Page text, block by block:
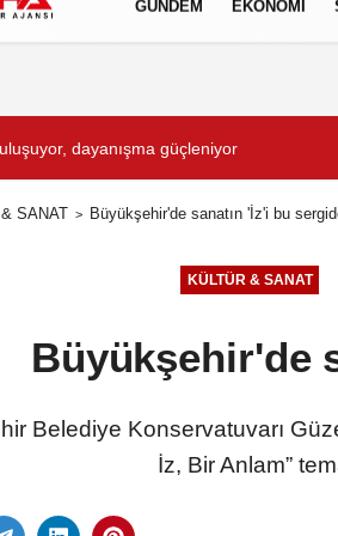
Çerez Politikası
GÜNDEM EKONOMİ
dayanışma güçleniyor
SANAT Büyükşehir'de sanatın 'İz'i bu
KÜLTÜR & SANAT
Büyükşehir'de
Belediye Konservatuvarı
İz, Bir Anlam”